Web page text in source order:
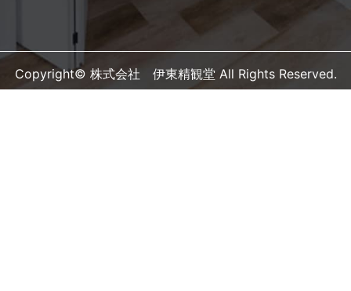
Copyright© 株式会社 伊東精観堂 All Rights Reserved.